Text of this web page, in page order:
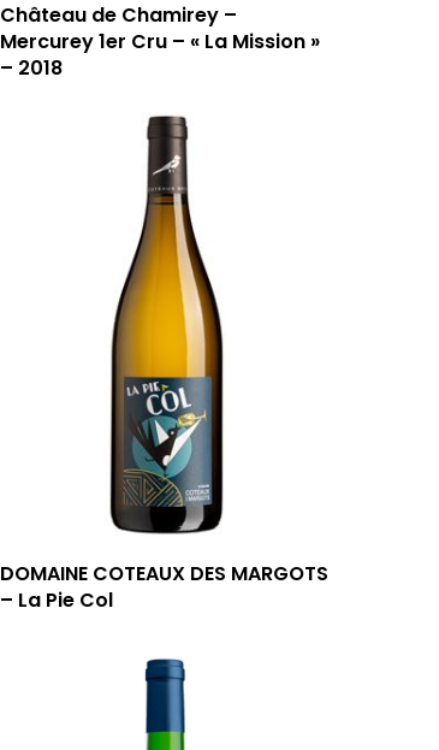
Château de Chamirey –
Mercurey 1er Cru – « La Mission »
– 2018
DOMAINE COTEAUX DES MARGOTS
– La Pie Col
13006 Marseille
T: 04 91 33 46 59